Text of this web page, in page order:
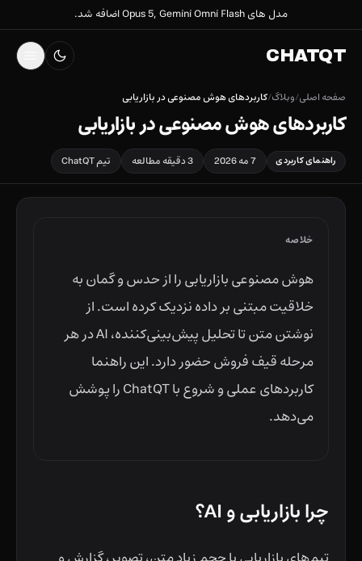
مدل های Opus 5, Gemini Omni Flash اضافه شد.
CHATQT
صفحه اصلی/وبلاگ/کاربردهای هوش مصنوعی در بازاریابی
کاربردهای هوش مصنوعی در بازاریابی
راهنمای کاربردی 7 مه 2026 3 دقیقه مطالعه تیم ChatQT
خلاصه
هوش مصنوعی بازاریابی را از حدس و گمان به
خلاقیت مبتنی بر داده نزدیک کرده است. از
نوشتن متن تا تحلیل پیش‌بینی‌کننده، AI در هر
مرحله قیف فروش حضور دارد. این راهنما
کاربردهای عملی و شروع با ChatQT را پوشش
می‌دهد.
چرا بازاریابی و AI؟